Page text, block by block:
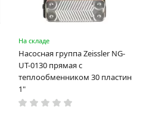
На складе
Насосная группа Zeissler NG-
UT-0130 прямая с
теплообменником 30 пластин
1"